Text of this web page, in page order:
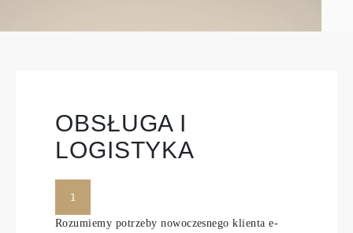
OBSŁUGA I
LOGISTYKA
1
Rozumiemy potrzeby nowoczesnego klienta e-